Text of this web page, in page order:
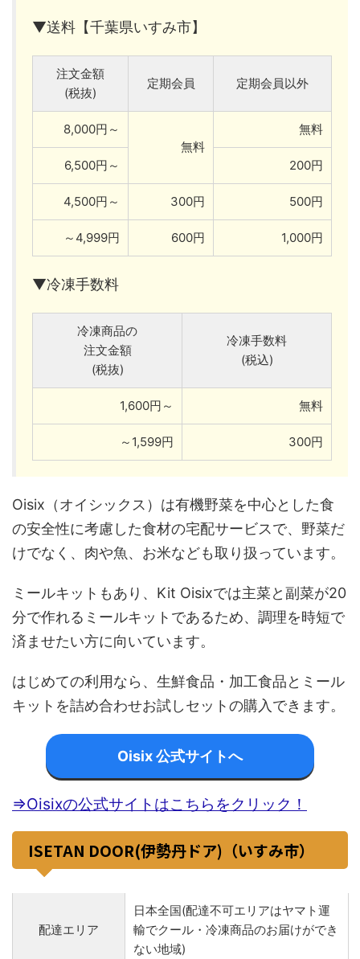
▼送料【千葉県いすみ市】
注文金額
(税抜)
定期会員 定期会員以外
8,000円～
無料
無料
6,500円～ 200円
4,500円～ 300円 500円
～4,999円 600円 1,000円
▼冷凍手数料
冷凍商品の
注文金額
(税抜)
冷凍手数料
(税込)
1,600円～ 無料
～1,599円 300円
Oisix（オイシックス）は有機野菜を中心とした食
の安全性に考慮した食材の宅配サービスで、野菜だ
けでなく、肉や魚、お米なども取り扱っています。
ミールキットもあり、Kit Oisixでは主菜と副菜が20
分で作れるミールキットであるため、調理を時短で
済ませたい方に向いています。
はじめての利用なら、生鮮食品・加工食品とミール
キットを詰め合わせお試しセットの購入できます。
Oisix 公式サイトへ
⇒Oisixの公式サイトはこちらをクリック！
ISETAN DOOR(伊勢丹ドア)（いすみ市）
配達エリア
日本全国(配達不可エリアはヤマト運
輸でクール・冷凍商品のお届けができ
ない地域)